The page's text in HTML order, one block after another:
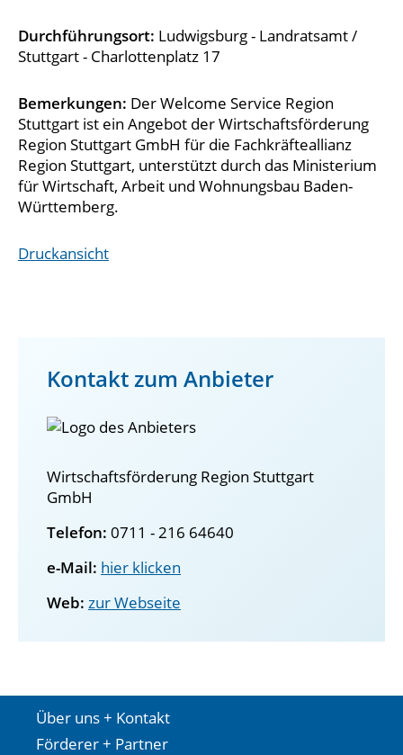
Durchführungsort: Ludwigsburg - Landratsamt /
Stuttgart - Charlottenplatz 17
Bemerkungen: Der Welcome Service Region
Stuttgart ist ein Angebot der Wirtschaftsförderung
Region Stuttgart GmbH für die Fachkräfteallianz
Region Stuttgart, unterstützt durch das Ministerium
für Wirtschaft, Arbeit und Wohnungsbau Baden-
Württemberg.
Druckansicht
Kontakt zum Anbieter
Wirtschaftsförderung Region Stuttgart
GmbH
Telefon: 0711 - 216 64640
e-Mail: hier klicken
Web: zur Webseite
Über uns + Kontakt
Förderer + Partner